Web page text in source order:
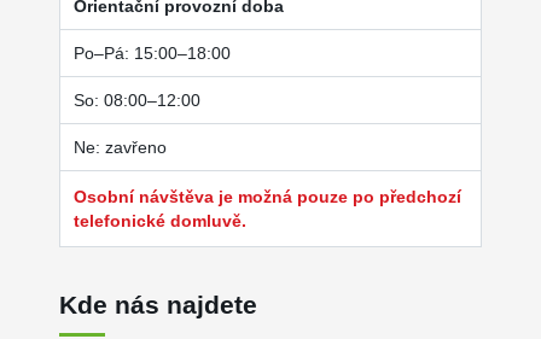
Orientační provozní doba
Po–Pá: 15:00–18:00
So: 08:00–12:00
Ne: zavřeno
Osobní návštěva je možná pouze po předchozí
telefonické domluvě.
Kde nás najdete